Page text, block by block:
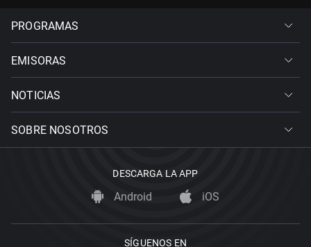
PROGRAMAS
EMISORAS
NOTICIAS
SOBRE NOSOTROS
DESCARGA LA APP
Android iOS
SÍGUENOS EN